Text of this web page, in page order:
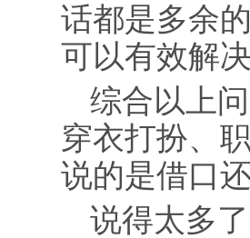
话都是多余
可以有效解
综合以上
穿衣打扮、
说的是借口
说得太多